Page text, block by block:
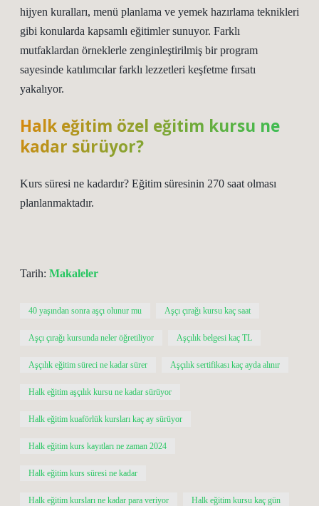
hijyen kuralları, menü planlama ve yemek hazırlama teknikleri
gibi konularda kapsamlı eğitimler sunuyor. Farklı
mutfaklardan örneklerle zenginleştirilmiş bir program
sayesinde katılımcılar farklı lezzetleri keşfetme fırsatı
yakalıyor.
Halk eğitim özel eğitim kursu ne
kadar sürüyor?
Kurs süresi ne kadardır? Eğitim süresinin 270 saat olması
planlanmaktadır.
Tarih: Makaleler
40 yaşından sonra aşçı olunur mu Aşçı çırağı kursu kaç saat
Aşçı çırağı kursunda neler öğretiliyor Aşçılık belgesi kaç TL
Aşçılık eğitim süreci ne kadar sürer Aşçılık sertifikası kaç ayda alınır
Halk eğitim aşçılık kursu ne kadar sürüyor
Halk eğitim kuaförlük kursları kaç ay sürüyor
Halk eğitim kurs kayıtları ne zaman 2024
Halk eğitim kurs süresi ne kadar
Halk eğitim kursları ne kadar para veriyor Halk eğitim kursu kaç gün